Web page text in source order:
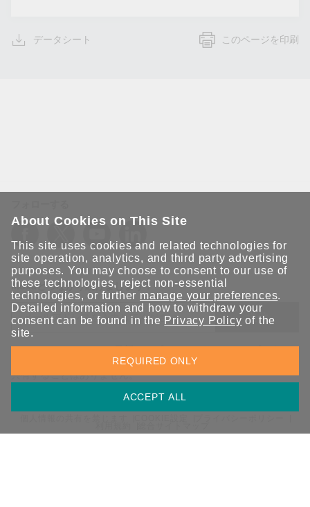
データシート このページを印刷
Moxaとつながり続けましょう！
送信
Moxaソリューションの最新アップデートにサインアップしま
す。 Moxaではプライバシーを尊重しており、メールを他の人と
共有することはありません。
About Cookies on This Site
This site uses cookies and related technologies for
site operation, analytics, and third party advertising
purposes. You may choose to consent to our use of
these technologies, reject non-essential
technologies, or further manage your preferences.
Detailed information and how to withdraw your
consent can be found in the Privacy Policy of the
site.
ACCEPT ALL
REQUIRED ONLY